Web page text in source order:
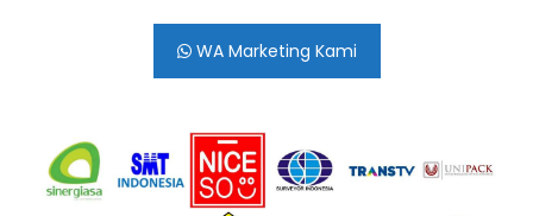
WA Marketing Kami